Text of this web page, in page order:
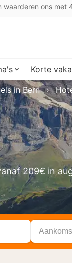
waarderen ons met
Korte
209€ in
in Bern